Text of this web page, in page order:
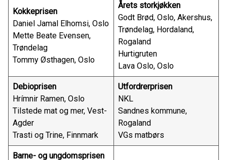
Kokkeprisen
Daniel Jamal Elhomsi, Oslo
Mette Beate Evensen,
Trøndelag
Tommy Østhagen, Oslo
Årets storkjøkken
Godt Brød, Oslo, Akershus,
Trøndelag, Hordaland,
Rogaland
Hurtigruten
Lava Oslo, Oslo
Debioprisen
Hrímnir Ramen, Oslo
Tilstede mat og mer, Vest-
Agder
Trasti og Trine, Finnmark
Utfordrerprisen
NKL
Sandnes kommune,
Rogaland
VGs matbørs
Barne- og ungdomsprisen